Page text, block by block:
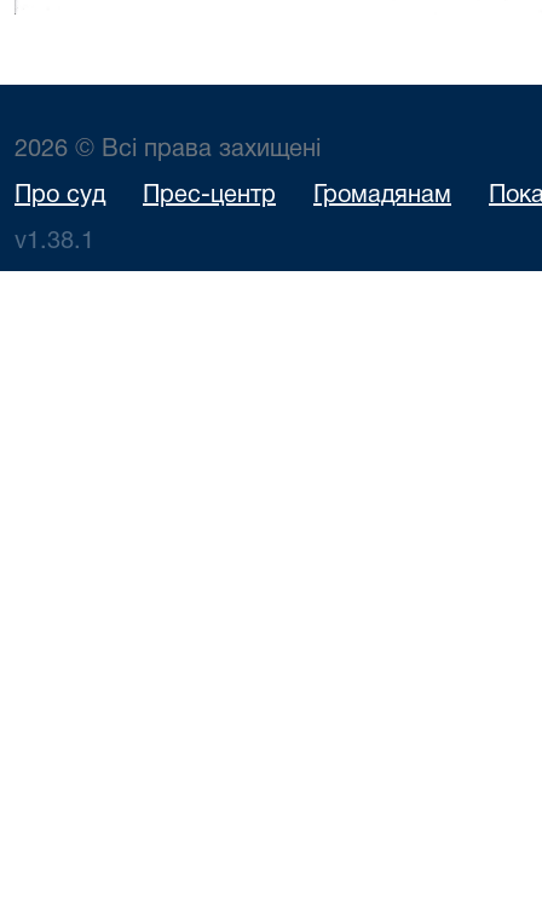
2026 © Всі права захищені
Про суд Прес-центр Громадянам
v1.38.1